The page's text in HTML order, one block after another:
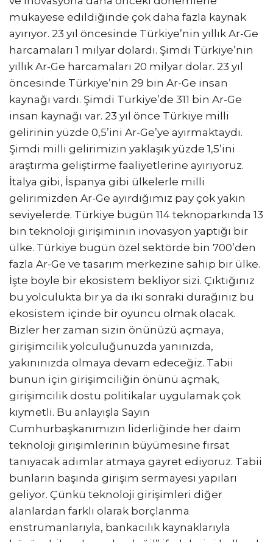
mukayese edildiğinde çok daha fazla kaynak
ayırıyor. 23 yıl öncesinde Türkiye’nin yıllık Ar-Ge
harcamaları 1 milyar dolardı. Şimdi Türkiye’nin
yıllık Ar-Ge harcamaları 20 milyar dolar. 23 yıl
öncesinde Türkiye’nin 29 bin Ar-Ge insan
kaynağı vardı. Şimdi Türkiye’de 311 bin Ar-Ge
insan kaynağı var. 23 yıl önce Türkiye milli
gelirinin yüzde 0,5’ini Ar-Ge’ye ayırmaktaydı.
Şimdi milli gelirimizin yaklaşık yüzde 1,5’ini
araştırma geliştirme faaliyetlerine ayırıyoruz.
İtalya gibi, İspanya gibi ülkelerle milli
gelirimizden Ar-Ge ayırdığımız pay çok yakın
seviyelerde. Türkiye bugün 114 teknoparkında 13
bin teknoloji girişiminin inovasyon yaptığı bir
ülke. Türkiye bugün özel sektörde bin 700’den
fazla Ar-Ge ve tasarım merkezine sahip bir ülke.
İşte böyle bir ekosistem bekliyor sizi. Çıktığınız
bu yolculukta bir ya da iki sonraki durağınız bu
ekosistem içinde bir oyuncu olmak olacak.
Bizler her zaman sizin önünüzü açmaya,
girişimcilik yolculuğunuzda yanınızda,
yakınınızda olmaya devam edeceğiz. Tabii
bunun için girişimciliğin önünü açmak,
girişimcilik dostu politikalar uygulamak çok
kıymetli. Bu anlayışla Sayın
Cumhurbaşkanımızın liderliğinde her daim
teknoloji girişimlerinin büyümesine fırsat
tanıyacak adımlar atmaya gayret ediyoruz. Tabii
bunların başında girişim sermayesi yapıları
geliyor. Çünkü teknoloji girişimleri diğer
alanlardan farklı olarak borçlanma
enstrümanlarıyla, bankacılık kaynaklarıyla